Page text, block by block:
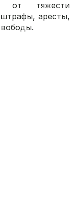
от тяжести
аресты,